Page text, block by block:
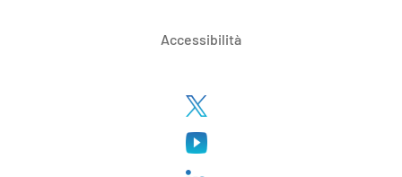
Accessibilità